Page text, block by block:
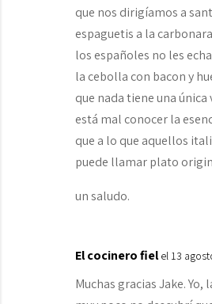
que nos dirigíamos a
espaguetis a la
los españoles no les
la cebolla con bacon y
que nada tiene una
está mal conocer la
que a lo que aquellos
puede llamar plato
un saludo.
El cocinero fiel el 13
Muchas gracias Jake. Yo,